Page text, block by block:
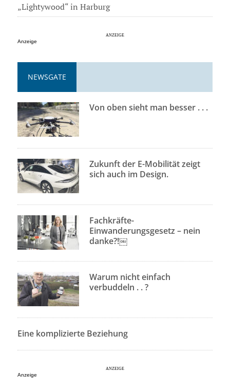
„Lightywood“ in Harburg
Anzeige
NEWSGATE
Von oben sieht man besser . . .
Zukunft der E-Mobilität zeigt
sich auch im Design.
Fachkräfte-
Einwanderungsgesetz – nein
danke?!￼
Warum nicht einfach
verbuddeln . . ?
Eine komplizierte Beziehung
Anzeige